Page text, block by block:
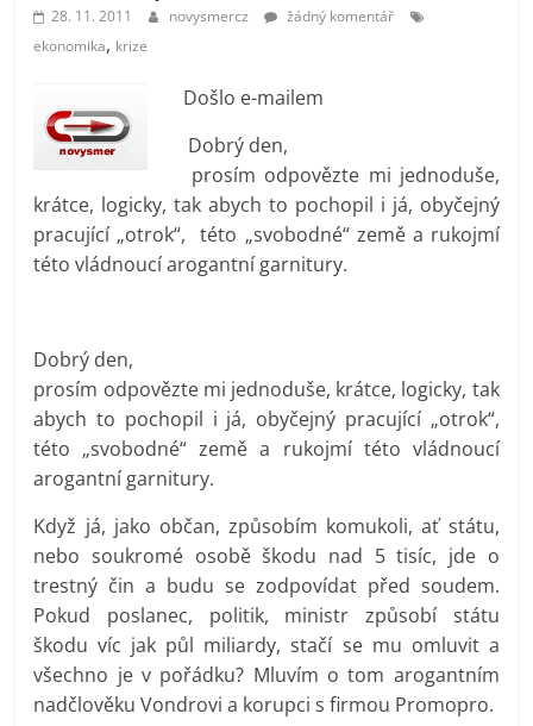
prospívá?
28. 11. 2011 novysmercz
žádný komentář
ekonomika, krize
Došlo e-mailem
Dobrý den,
prosím odpovězte mi jednoduše,
krátce, logicky, tak abych to pochopil i já, obyčejný
pracující „otrok“, této „svobodné“ země a rukojmí
této vládnoucí arogantní garnitury.
Dobrý den,
prosím odpovězte mi jednoduše, krátce, logicky, tak
abych to pochopil i já, obyčejný pracující „otrok“,
této „svobodné“ země a rukojmí této vládnoucí
arogantní garnitury.
Když já, jako občan, způsobím komukoli, ať státu,
nebo soukromé osobě škodu nad 5 tisíc, jde o
trestný čin a budu se zodpovídat před soudem.
Pokud poslanec, politik, ministr způsobí státu
škodu víc jak půl miliardy, stačí se mu omluvit a
všechno je v pořádku? Mluvím o tom arogantním
nadčlověku Vondrovi a korupci s firmou Promopro.